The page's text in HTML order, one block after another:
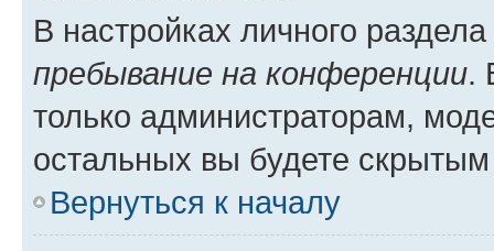
В настройках личного
пребывание на конференции.
только администраторам,
остальных вы будете
Вернуться к началу